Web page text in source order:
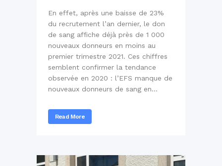
En effet, après une baisse de 23%
du recrutement l’an dernier, le don
de sang affiche déjà près de 1 000
nouveaux donneurs en moins au
premier trimestre 2021. Ces chiffres
semblent confirmer la tendance
observée en 2020 : l’EFS manque de
nouveaux donneurs de sang en...
Read More